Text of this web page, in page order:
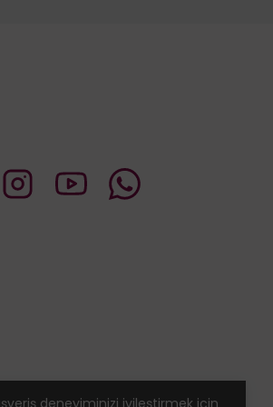
deneyiminizi iyileştirmek için